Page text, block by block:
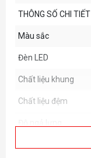
THÔNG SỐ CHI TIẾT
Màu sắc
Đèn LED
Chất liệu khung
Chất liệu đệm